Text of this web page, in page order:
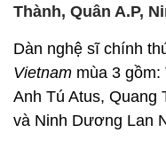
Thành, Quân A.P,
Dàn nghệ sĩ chính
Vietnam mùa 3 gồm:
Anh Tú Atus, Quang
và Ninh Dương Lan